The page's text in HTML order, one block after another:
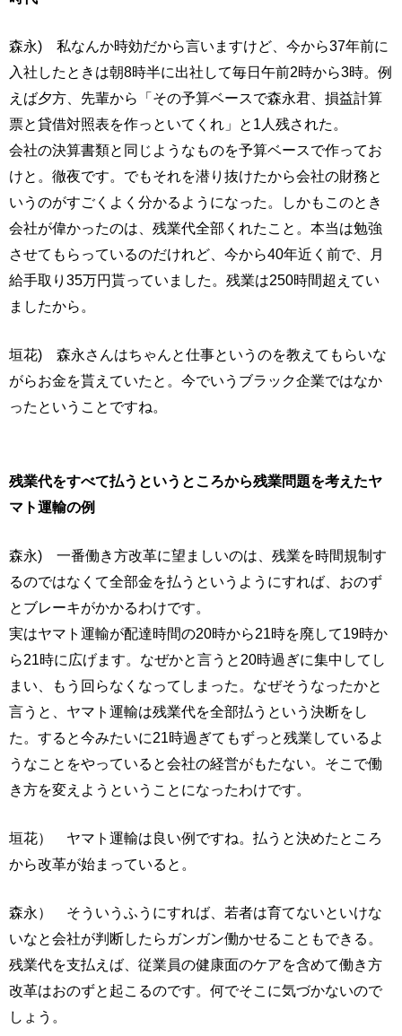
森永) 私なんか時効だから言いますけど、今から37年前に
入社したときは朝8時半に出社して毎日午前2時から3時。例
えば夕方、先輩から「その予算ベースで森永君、損益計算
票と貸借対照表を作っといてくれ」と1人残された。
会社の決算書類と同じようなものを予算ベースで作ってお
けと。徹夜です。でもそれを潜り抜けたから会社の財務と
いうのがすごくよく分かるようになった。しかもこのとき
会社が偉かったのは、残業代全部くれたこと。本当は勉強
させてもらっているのだけれど、今から40年近く前で、月
給手取り35万円貰っていました。残業は250時間超えてい
ましたから。
垣花) 森永さんはちゃんと仕事というのを教えてもらいな
がらお金を貰えていたと。今でいうブラック企業ではなか
ったということですね。
残業代をすべて払うというところから残業問題を考えたヤ
マト運輸の例
森永) 一番働き方改革に望ましいのは、残業を時間規制す
るのではなくて全部金を払うというようにすれば、おのず
とブレーキがかかるわけです。
実はヤマト運輸が配達時間の20時から21時を廃して19時か
ら21時に広げます。なぜかと言うと20時過ぎに集中してし
まい、もう回らなくなってしまった。なぜそうなったかと
言うと、ヤマト運輸は残業代を全部払うという決断をし
た。すると今みたいに21時過ぎてもずっと残業しているよ
うなことをやっていると会社の経営がもたない。そこで働
き方を変えようということになったわけです。
垣花） ヤマト運輸は良い例ですね。払うと決めたところ
から改革が始まっていると。
森永） そういうふうにすれば、若者は育てないといけな
いなと会社が判断したらガンガン働かせることもできる。
残業代を支払えば、従業員の健康面のケアを含めて働き方
改革はおのずと起こるのです。何でそこに気づかないので
しょう。